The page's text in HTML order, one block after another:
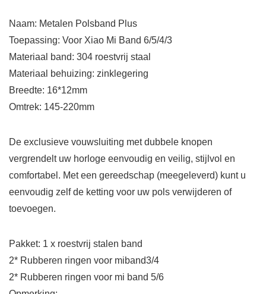
Naam: Metalen Polsband Plus
Toepassing: Voor Xiao Mi Band 6/5/4/3
Materiaal band: 304 roestvrij staal
Materiaal behuizing: zinklegering
Breedte: 16*12mm
Omtrek: 145-220mm
De exclusieve vouwsluiting met dubbele knopen
vergrendelt uw horloge eenvoudig en veilig, stijlvol en
comfortabel. Met een gereedschap (meegeleverd) kunt u
eenvoudig zelf de ketting voor uw pols verwijderen of
toevoegen.
Pakket: 1 x roestvrij stalen band
2* Rubberen ringen voor miband3/4
2* Rubberen ringen voor mi band 5/6